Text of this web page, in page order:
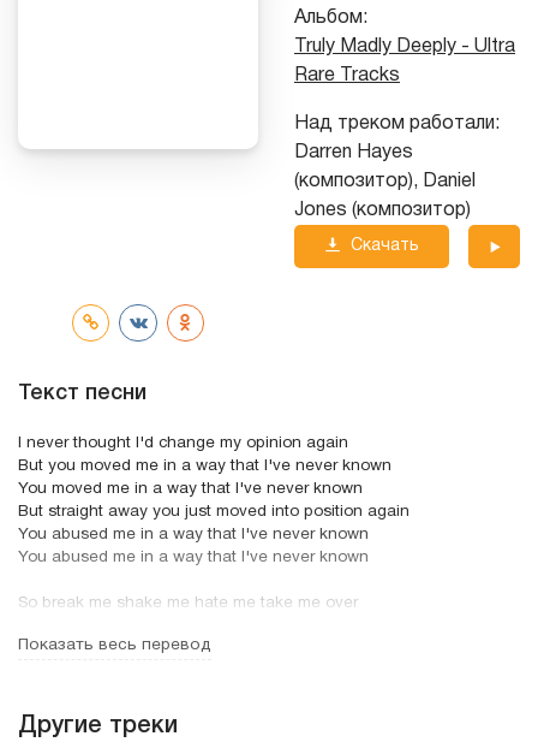
Альбом:
Truly Madly Deeply - Ultra
Rare Tracks
Над треком работали:
Darren Hayes
(композитор), Daniel
Jones (композитор)
Скачать
Текст песни
I never thought I'd change my opinion again
But you moved me in a way that I've never known
You moved me in a way that I've never known
But straight away you just moved into position again
You abused me in a way that I've never known
You abused me in a way that I've never known
So break me shake me hate me take me over
Just break me shake me hate me take me over
So your the kind that deals with the games in the mind
Well you confuse me in a way that I've never known
Показать весь перевод
Другие треки